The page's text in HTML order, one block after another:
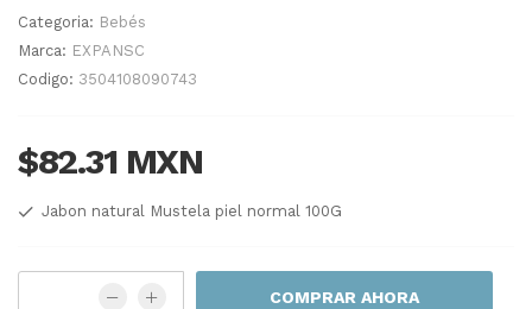
Categoria: Bebés
Marca: EXPANSC
Codigo: 3504108090743
$82.31 MXN
Jabon natural Mustela piel normal 100G
COMPRAR AHORA